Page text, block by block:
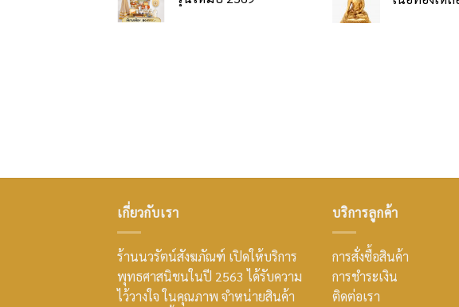
เกี่ยวกับเรา
ร้านนวรัตน์สังฆภัณฑ์ เปิดให้บริการ
พุทธศาสนิชนในปี 2563 ได้รับความ
ไว้วางใจ ในคุณภาพ จำหน่ายสินค้า
บริการลูกค้า
การสั่งซื้อสินค้า
การชำระเงิน
ติดต่อเรา